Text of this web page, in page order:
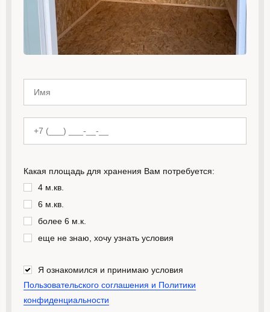
Какая площадь для хранения Вам потребуется:
4 м.кв.
6 м.кв.
более 6 м.к.
еще не знаю, хочу узнать условия
Я ознакомился и принимаю условия
Пользовательского соглашения и Политики
конфиденциальности